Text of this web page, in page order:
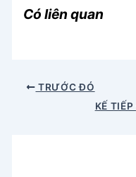
Có liên quan
TRƯỚC ĐÓ
KẾ TIẾP